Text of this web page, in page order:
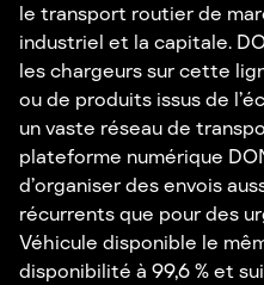
le transport routier de
industriel et la capitale.
les chargeurs sur cette
ou de produits issus de
un vaste réseau de
plateforme numérique
d’organiser des envois
récurrents que pour des
Véhicule disponible le
disponibilité à 99,6 % et